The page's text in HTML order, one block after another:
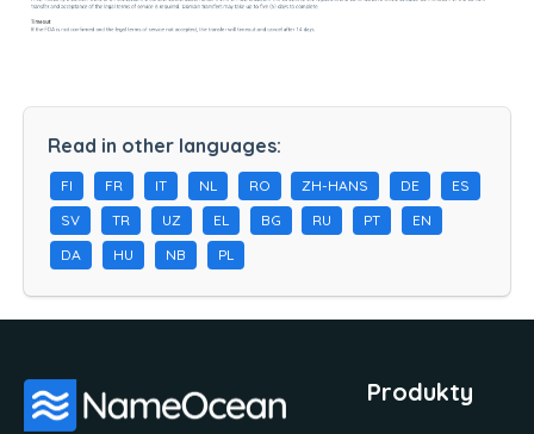
Read in other languages:
FI FR IT NL RO ZH-HANS DE
ES
SV
TR UZ EL BG RU PT
EN
DA
HU NB PL
Produkty